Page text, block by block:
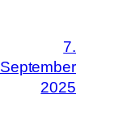
7.
September
2025